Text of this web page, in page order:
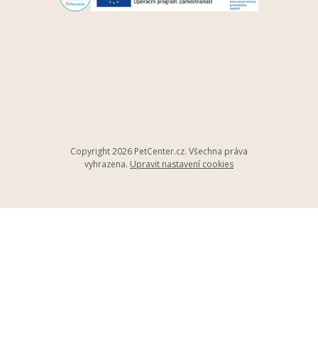
Copyright 2026 PetCenter.cz. Všechna práva
vyhrazena. Upravit nastavení cookies